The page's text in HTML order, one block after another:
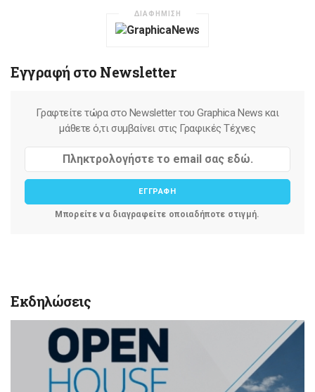
ΔΙΑΦΗΜΙΣΗ
Εγγραφή στο Newsletter
Γραφτείτε τώρα στο Newsletter του Graphica News και
μάθετε ό,τι συμβαίνει στις Γραφικές Τέχνες
ΕΓΓΡΑΦΗ
Μπορείτε να διαγραφείτε οποιαδήποτε στιγμή.
Εκδηλώσεις